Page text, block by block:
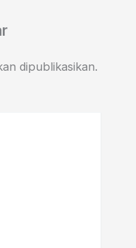
dipublikasikan.